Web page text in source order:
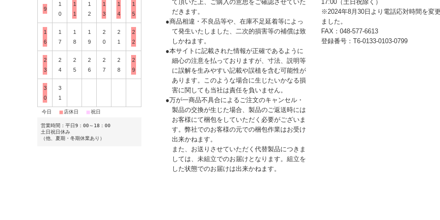
て頂いた上、ご購入の意思をご確認させていた
だきます。
●商品相違・不良品等や、在庫不足延着等によっ
て発生いたしました、二次的損害等の補償は致
しかねます。
●本サイトに記載された情報が正確であるように
細心の注意を払っておりますが、寸法、説明等
に誤解を生みやすい記載や誤植を含む可能性が
あります。このような場合に生じたいかなる損
害に関しても当社は責任を負いません。
●万が一商品不具合によるご注文のキャンセル・
製品の交換が生じた場合、製品のご返送時には
お客様にて梱包をしていただく必要がございま
す。弊社でのお客様の元での梱包作業はお受け
出来かねます。
また、お送りさせていただく代替製品につきま
しては、未組立でのお届けとなります。組立を
した状態でのお届けは出来かねます。
17:00（土日祝除く）
※2024年8月30日より電話応対時間を変
ました。
FAX：048-577-6613
登録番号：T6-0133-0103-0799
9
1
0
1
1
1
2
1
3
1
4
1
5
1
6
1
7
1
8
1
9
2
0
2
1
2
2
2
3
2
4
2
5
2
6
2
7
2
8
2
9
3
0
3
1
今日 ■ 店休日 ■ 祝日
営業時間：平日9：00～18：00
土日祝日休み
（他、夏期・冬期休業あり）